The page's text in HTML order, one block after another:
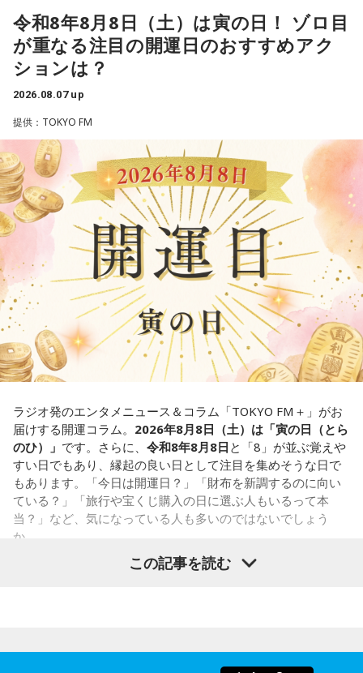
てみては。
4．どうやって放水しているのか……我慢しすぎ度20％
上手な出し方を気にしたあなた。本音を出そうという意識は
しっかり持っているので、我慢しすぎは少なめです。ただ、
ことも。完璧を意識しすぎず、素直に伝えてみるのがコツで
す。
＊
我慢できるのは、あなたが優しくて、まわりを思いやれる証
拠です。あとは少しだけ、自分の本音も大切にしてあげまし
■監修者プロフィール：草彅健太（くさなぎ・けんた）
東京池袋占い館セレーネ所属。メンタルケアカウンセラー。
鑑定件数は若い女性を中心に7,000件を超え、占いイベントや
アプリの監修も手がける。また、イベントMCや声優としての
活動もしており、芸能関係者からの依頼も多い。
Webサイト：
https://selene-uranai.com/
さて、あなたが気になったのはどんなことですか？
次の中から近いものを1つ選んでください。
1． 水がこぼれてしまうことはないのか
2． こんなに水は必要なのか
3． ひび割れなど壊れる心配はないか
4． どうやって放水しているのか
【解説】
この心理テストでわかることは、あなたの「我慢しすぎ・自
己主張ニガテ度」です。
ダムの水は「溜め込んだ本音や感情」を暗示しています。ダ
ムの何が気になったかで、あなたがなぜ言いたいことを飲み
込んでしまうのか……その理由と、我慢の深さがわかります。
【解答】
1．こぼれてしまわないか……我慢しすぎ度90％
限界が気になったあなた。本音をギリギリまで溜め込んでい
ませんか。「嫌われるかも」という不安から、言葉を飲み込
み続けてきたのでは。でも、あなたが少し本音を見せても、
大切な人は離れていきません。小さな「イヤ」から、言葉に
してみましょう。
2．こんなに必要なのか……我慢しすぎ度45％
水の価値を気にしたあなた。裏を返せば、自分の意見に「言
うほどの価値があるのかな」と、自信を持てずにいるのかも
しれません。しかし、あなたの考えには、ちゃんと意味があ
ります。肩の力を抜いて、まずは思ったことを口にする練習
深めるもの。意見を伝えることは、わがままではないと考え
令和8年8月8日（土）は寅の日！ ゾロ目
が重なる注目の開運日のおすすめアク
ションは？
2026.08.07 up
提供：TOKYO FM
ラジオ発のエンタメニュース＆コラム「TOKYO FM＋」がお
届けする開運コラム。 2026年8月8日（土）は「寅の日（とら
のひ）」 です。さらに、 令和8年8月8日 と「8」が並ぶ覚えや
すい日でもあり、縁起の良い日として注目を集めそうな日で
もあります。「今日は開運日？」「財布を新調するのに向い
ている？」「旅行や宝くじ購入の日に選ぶ人もいるって本
当？」など、気になっている人も多いのではないでしょう
か。
寅の日は、古くから金運や旅立ちに縁起が良いとされる吉日
この記事を読む